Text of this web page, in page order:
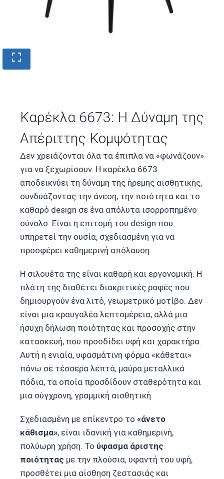
Καρέκλα 6673: Η Δύναμη της
Απέριττης Κομψότητας
Δεν χρειάζονται όλα τα έπιπλα να «φωνάζουν»
για να ξεχωρίσουν. Η καρέκλα 6673
αποδεικνύει τη δύναμη της ήρεμης αισθητικής,
συνδυάζοντας την άνεση, την ποιότητα και το
καθαρό design σε ένα απόλυτα ισορροπημένο
σύνολο. Είναι η επιτομή του design που
υπηρετεί την ουσία, σχεδιασμένη για να
προσφέρει καθημερινή απόλαυση.
Η σιλουέτα της είναι καθαρή και εργονομική. Η
πλάτη της διαθέτει διακριτικές ραφές που
δημιουργούν ένα λιτό, γεωμετρικό μοτίβο. Δεν
είναι μια κραυγαλέα λεπτομέρεια, αλλά μια
ήσυχη δήλωση ποιότητας και προσοχής στην
κατασκευή, που προσδίδει υφή και χαρακτήρα.
Αυτή η ενιαία, υφασμάτινη φόρμα «κάθεται»
πάνω σε τέσσερα λεπτά, μαύρα μεταλλικά
πόδια, τα οποία προσδίδουν σταθερότητα και
μια σύγχρονη, γραμμική αισθητική.
Σχεδιασμένη με επίκεντρο το «άνετο
κάθισμα», είναι ιδανική για καθημερινή,
πολύωρη χρήση. Το ύφασμα άριστης
ποιότητας με την πλούσια, υφαντή του υφή,
προσθέτει μια αίσθηση ζεστασιάς και